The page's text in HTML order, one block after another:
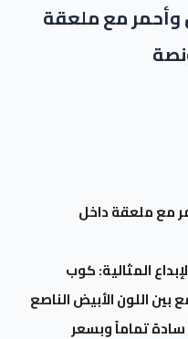
مع ملعقة
مع ملعقة داخل
المثالية: كوب
اللون الأبيض الناصع
سادة تماماً وبسعر